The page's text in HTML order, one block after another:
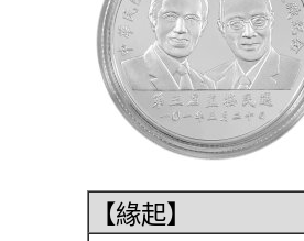
【緣起】